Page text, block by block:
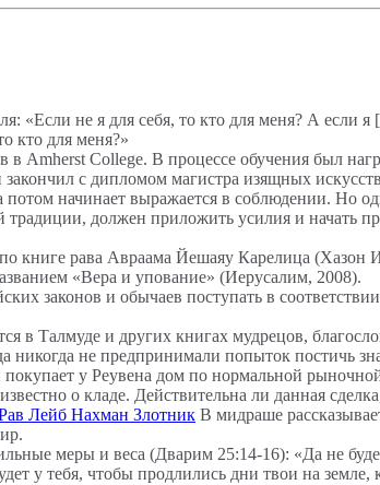
«Если не я для себя, то кто для меня? А если я
кто для меня?»
Amherst College. В процессе обучения был
с дипломом магистра изящных
начинает выражается в соблюдении. Но
должен приложить усилия и начать
книге рава Авраама Йешаяу Карелица (Хазон
«Вера и упование» (Иерусалим, 2008).
законов и обычаев поступать в
в Талмуде и других книгах мудрецов,
не предпринимали попыток постичь
у Реувена дом по нормальной
о кладе. Действительна ли данная
Лейб Нахман Злотник В мидраше
меры и веса (Дварим 25:14-16): «Да не
у тебя, чтобы продлились дни твои на земле,